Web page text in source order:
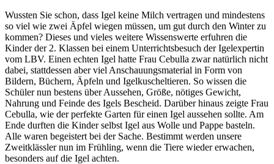
Wussten Sie schon, dass Igel keine Milch vertragen und mindestens
so viel wie zwei Äpfel wiegen müssen, um gut durch den Winter zu
kommen? Dieses und vieles weitere Wissenswerte erfuhren die
Kinder der 2. Klassen bei einem Unterrichtsbesuch der Igelexpertin
vom LBV. Einen echten Igel hatte Frau Cebulla zwar natürlich nicht
dabei, stattdessen aber viel Anschauungsmaterial in Form von
Bildern, Büchern, Äpfeln und Igelkuscheltieren. So wissen die
Schüler nun bestens über Aussehen, Größe, nötiges Gewicht,
Nahrung und Feinde des Igels Bescheid. Darüber hinaus zeigte Frau
Cebulla, wie der perfekte Garten für einen Igel aussehen sollte. Am
Ende durften die Kinder selbst Igel aus Wolle und Pappe basteln.
Alle waren begeistert bei der Sache. Bestimmt werden unsere
Zweitklässler nun im Frühling, wenn die Tiere wieder erwachen,
besonders auf die Igel achten.